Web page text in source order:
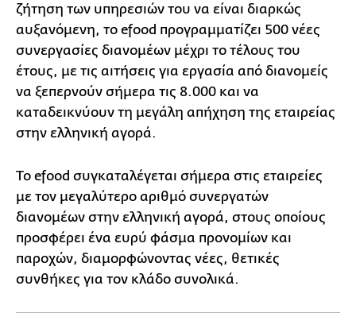
ζήτηση των υπηρεσιών του να είναι διαρκώς
αυξανόμενη, το efood προγραμματίζει 500 νέες
συνεργασίες διανομέων μέχρι το τέλους του
έτους, με τις αιτήσεις για εργασία από διανομείς
να ξεπερνούν σήμερα τις 8.000 και να
καταδεικνύουν τη μεγάλη απήχηση της εταιρείας
στην ελληνική αγορά.
Το efood συγκαταλέγεται σήμερα στις εταιρείες
με τον μεγαλύτερο αριθμό συνεργατών
διανομέων στην ελληνική αγορά, στους οποίους
προσφέρει ένα ευρύ φάσμα προνομίων και
παροχών, διαμορφώνοντας νέες, θετικές
συνθήκες για τον κλάδο συνολικά.